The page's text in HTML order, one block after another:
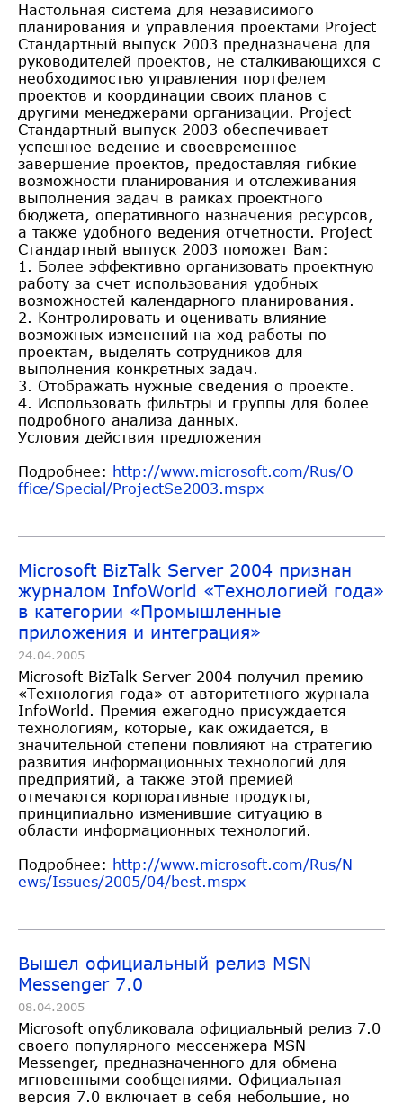
Настольная система для независимого
планирования и управления проектами Project
Стандартный выпуск 2003 предназначена для
руководителей проектов, не сталкивающихся с
необходимостью управления портфелем
проектов и координации своих планов с
другими менеджерами организации. Project
Стандартный выпуск 2003 обеспечивает
успешное ведение и своевременное
завершение проектов, предоставляя гибкие
возможности планирования и отслеживания
выполнения задач в рамках проектного
бюджета, оперативного назначения ресурсов,
а также удобного ведения отчетности. Project
Стандартный выпуск 2003 поможет Вам:
1. Более эффективно организовать проектную
работу за счет использования удобных
возможностей календарного планирования.
2. Контролировать и оценивать влияние
возможных изменений на ход работы по
проектам, выделять сотрудников для
выполнения конкретных задач.
3. Отображать нужные сведения о проекте.
4. Использовать фильтры и группы для более
подробного анализа данных.
Условия действия предложения
Подробнее: http://www.microsoft.com/Rus/O
ffice/Special/ProjectSe2003.mspx
Microsoft BizTalk Server 2004 признан
журналом InfoWorld «Технологией года»
в категории «Промышленные
приложения и интеграция»
24.04.2005
Microsoft BizTalk Server 2004 получил премию
«Технология года» от авторитетного журнала
InfoWorld. Премия ежегодно присуждается
технологиям, которые, как ожидается, в
значительной степени повлияют на стратегию
развития информационных технологий для
предприятий, а также этой премией
отмечаются корпоративные продукты,
принципиально изменившие ситуацию в
области информационных технологий.
Подробнее: http://www.microsoft.com/Rus/N
ews/Issues/2005/04/best.mspx
Вышел официальный релиз MSN
Messenger 7.0
08.04.2005
Microsoft опубликовала официальный релиз 7.0
своего популярного мессенжера MSN
Messenger, предназначенного для обмена
мгновенными сообщениями. Официальная
версия 7.0 включает в себя небольшие, но